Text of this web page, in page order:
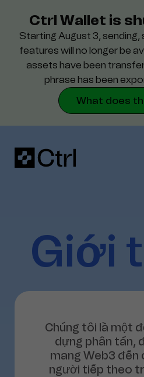
Ctrl Wallet is
Starting August 3, sending,
features will no longer be
assets have been
phrase has been
What does
hỗ trợ
Bảo mật
Giới
Chúng tôi là một
dựng phân tán,
mang Web3 đến
người tiếp theo